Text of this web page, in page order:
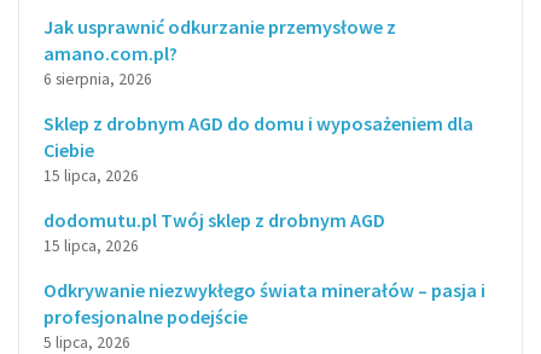
Jak usprawnić odkurzanie przemysłowe z
amano.com.pl?
6 sierpnia, 2026
Sklep z drobnym AGD do domu i wyposażeniem dla
Ciebie
15 lipca, 2026
dodomutu.pl Twój sklep z drobnym AGD
15 lipca, 2026
Odkrywanie niezwykłego świata minerałów – pasja i
profesjonalne podejście
5 lipca, 2026